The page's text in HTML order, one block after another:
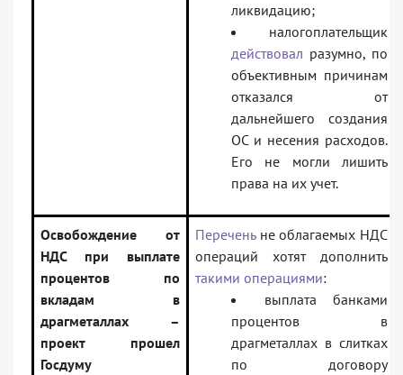
ликвидацию;
налогоплательщик
действовал разумно, по
объективным причинам
отказался от
дальнейшего создания
ОС и несения расходов.
Его не могли лишить
права на их учет.
Освобождение от
НДС при выплате
процентов по
вкладам в
драгметаллах –
проект прошел
Госдуму
Переченьне облагаемых НДС
операций хотят дополнить
такими операциями:
выплата банками
процентов в
драгметаллах в слитках
по договору